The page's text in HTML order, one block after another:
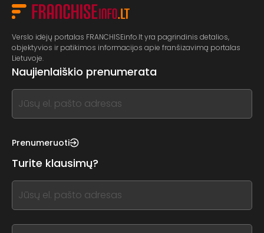
Verslo idėjų portalas FRANCHISEinfo.lt yra pagrindinis detalios,
objektyvios ir patikimos informacijos apie franšizavimą portalas
Lietuvoje.
Naujienlaiškio prenumerata
If
you
this,
this
form
field
blank
Prenumeruoti
Turite klausimų?
If
you